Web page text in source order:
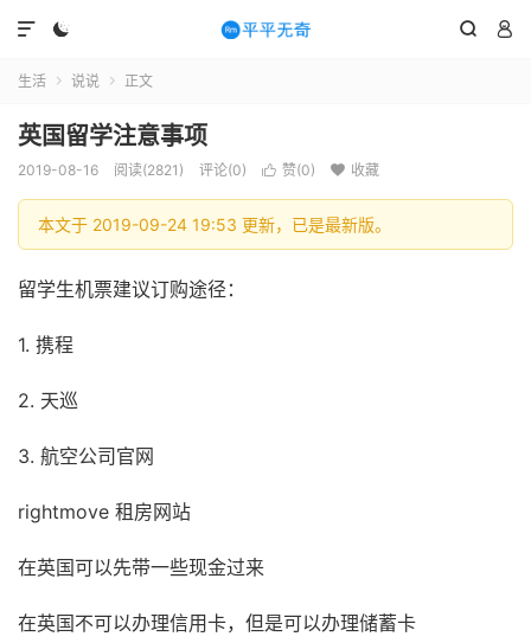
  

生活  说说  正文
英国留学注意事项
2019-08-16 阅读(2821) 评论(0)  赞(0)  收藏
本文于 2019-09-24 19:53 更新，已是最新版。
留学生机票建议订购途径：
1. 携程
2. 天巡
3. 航空公司官网
rightmove 租房网站
在英国可以先带一些现金过来
在英国不可以办理信用卡，但是可以办理储蓄卡